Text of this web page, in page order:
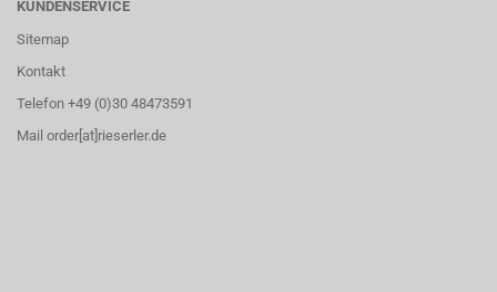
KUNDENSERVICE
Sitemap
Kontakt
Telefon +49 (0)30 48473591
Mail order[at]rieserler.de